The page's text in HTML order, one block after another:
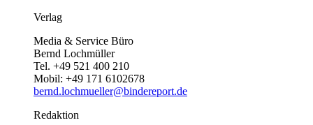
Verlag
Media & Service Büro
Bernd Lochmüller
Tel. +49 521 400 210
Mobil: +49 171 6102678
bernd.lochmueller@bindereport.de
Redaktion